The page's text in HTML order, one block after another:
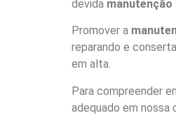
devida
Promover a
reparando e
em alta.
Para compreender
adequado em nossa